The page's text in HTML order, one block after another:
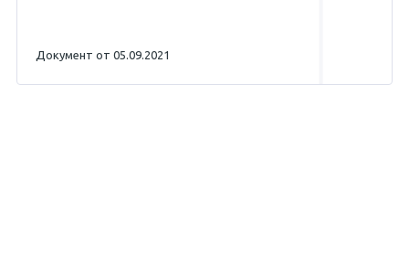
Документ от 05.09.2021